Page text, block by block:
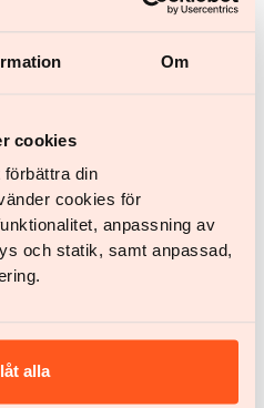
Om
cookies
din
cookies för
anpassning av
och statik, samt anpassad,
alla
insulinresistens eller
är dock begränsad och
specifikt riktade
fysisk aktivitet och
bygger på metoder med
säkerhet och förmåga att
av hunger, mättnad
kan vara en viktig del i